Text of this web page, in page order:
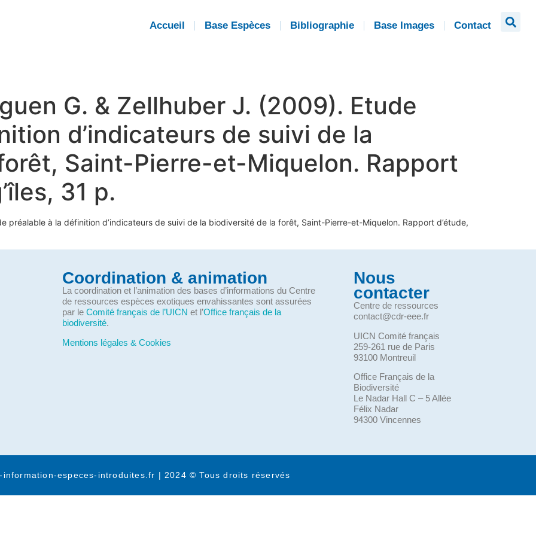
Accueil Base Espèces Bibliographie Base Images Contact
G. & Zellhuber J. (2009). Etude
d’indicateurs de suivi de la
Saint-Pierre-et-Miquelon. Rapport
31 p.
préalable à la définition d’indicateurs de suivi de la biodiversité de la forêt, Saint-Pierre-et-Miquelon. Rapport d’étude,
Coordination & animation
La coordination et l’animation des bases d’informations du Centre
de ressources espèces exotiques envahissantes sont assurées
par le Comité français de l’UICN et l’Office français de la
biodiversité.
Mentions légales & Cookies
Nous
contacter
Centre de ressources
contact@cdr-eee.fr
UICN Comité français
259-261 rue de Paris
93100 Montreuil
Office Français de la
Biodiversité
Le Nadar Hall C – 5 Allée
Félix Nadar
94300 Vincennes
information-especes-introduites.fr | 2024 © Tous droits réservés